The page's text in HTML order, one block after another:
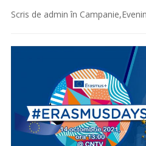
Scris de admin în Campanie,